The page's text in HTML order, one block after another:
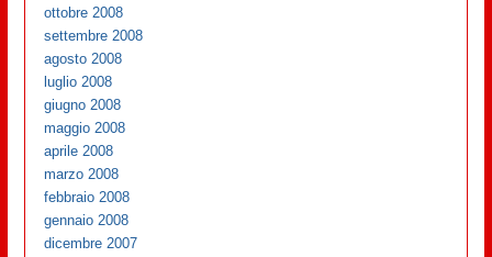
ottobre 2008
settembre 2008
agosto 2008
luglio 2008
giugno 2008
maggio 2008
aprile 2008
marzo 2008
febbraio 2008
gennaio 2008
dicembre 2007